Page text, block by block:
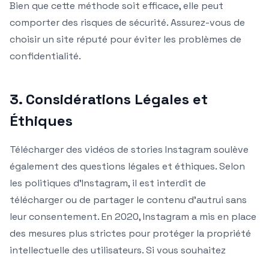
Bien que cette méthode soit efficace, elle peut
comporter des risques de sécurité. Assurez-vous de
choisir un site réputé pour éviter les problèmes de
confidentialité.
3. Considérations Légales et
Éthiques
Télécharger des vidéos de stories Instagram soulève
également des questions légales et éthiques. Selon
les politiques d’Instagram, il est interdit de
télécharger ou de partager le contenu d’autrui sans
leur consentement. En 2020, Instagram a mis en place
des mesures plus strictes pour protéger la propriété
intellectuelle des utilisateurs. Si vous souhaitez